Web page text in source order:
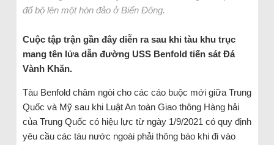
đổ bộ lên một hòn đảo ở Biển Đông.
Cuộc tập trận gần đây diễn ra sau khi tàu khu trục
mang tên lửa dẫn đường USS Benfold tiến sát Đá
Vành Khăn.
Tàu Benfold châm ngòi cho các cáo buộc mới giữa Trung
Quốc và Mỹ sau khi Luật An toàn Giao thông Hàng hải
của Trung Quốc có hiệu lực từ ngày 1/9/2021 có quy định
yêu cầu các tàu nước ngoài phải thông báo khi đi vào